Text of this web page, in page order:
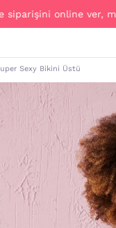
online ver,
Sexy Bikini Üstü